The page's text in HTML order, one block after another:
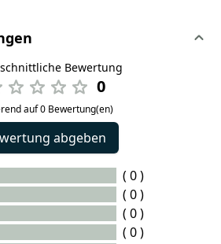
Bewertung
0
auf 0 Bewertung(en)
abgeben
( 0 )
( 0 )
( 0 )
( 0 )